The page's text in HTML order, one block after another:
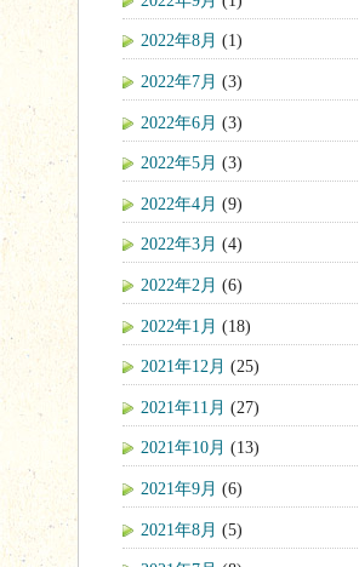
2022年8月 (1)
2022年7月 (3)
2022年6月 (3)
2022年5月 (3)
2022年4月 (9)
2022年3月 (4)
2022年2月 (6)
2022年1月 (18)
2021年12月 (25)
2021年11月 (27)
2021年10月 (13)
2021年9月 (6)
2021年8月 (5)